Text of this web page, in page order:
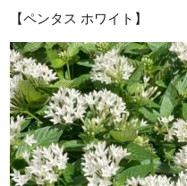
【ペンタス ホワイト】